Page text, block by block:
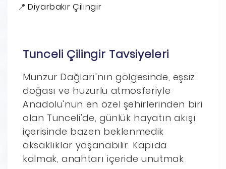
Diyarbakır Çilingir
Tunceli Çilingir Tavsiyeleri
Munzur Dağları'nın gölgesinde, eşsiz
doğası ve huzurlu atmosferiyle
Anadolu'nun en özel şehirlerinden biri
olan Tunceli'de, günlük hayatın akışı
içerisinde bazen beklenmedik
aksaklıklar yaşanabilir. Kapıda
kalmak, anahtarı içeride unutmak